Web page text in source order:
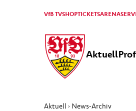
VfB TVSHOPTICKETSARENA
Aktuell
Aktuell › News-Archiv